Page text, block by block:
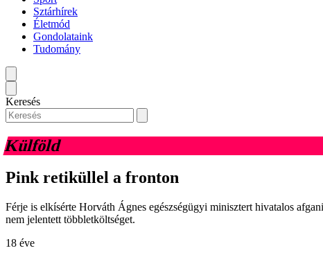
Sztárhírek
Életmód
Gondolataink
Tudomány
Keresés
Külföld
Pink retiküllel a fronton
Férje is elkísérte Horváth Ágnes egészségügyi minisztert hivatalos
nem jelentett többletköltséget.
18 éve